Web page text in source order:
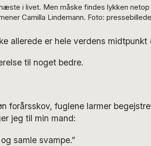
i livet. Men måske findes lykken
Camilla Lindemann. Foto: pressebillede
allerede er hele verdens
til noget bedre.
forårsskov, fuglene larmer
jeg til min mand:
samle svampe.”